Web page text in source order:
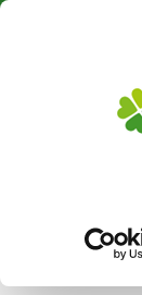
Pflanzen